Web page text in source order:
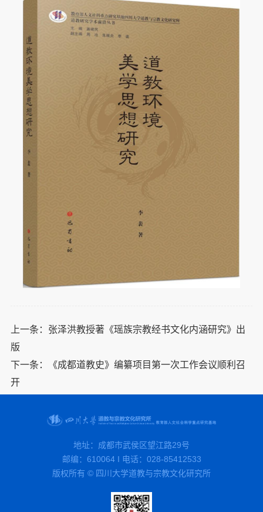
上一条： 张泽洪教授著《瑶族宗教经书文化内涵研究》出
版
下一条：
《成都道教史》编纂项目第一次工作会议顺利召
开
地址：成都市武侯区望江路29号
邮编：610064 I 电话：028-85412533
版权所有 © 四川大学道教与宗教文化研究所